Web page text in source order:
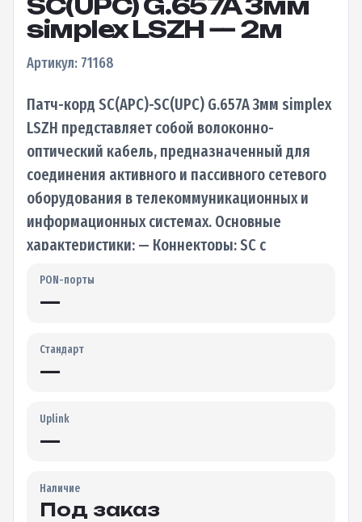
siмplex LSZH — 2м
Артикул: 71168
Патч-корд SC(APC)-SC(UPC) G.657A 3мм simplex
LSZH представляет собой волоконно-
оптический кабель, предназначенный для
соединения активного и пассивного сетевого
оборудования в телекоммуникационных и
информационных системах. Основные
характеристики: — Коннекторы: SC с
PON-порты
—
Стандарт
—
Uplink
—
Наличие
Под заказ